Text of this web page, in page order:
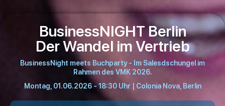
BusinessNIGHT Berlin
Der Wandel im Vertrieb
BusinessNight meets Buchparty - Im Salesdschungel im
Rahmen des VMK 2026.
Montag, 01.06.2026 - 18:30 Uhr | Colonia Nova, Berlin